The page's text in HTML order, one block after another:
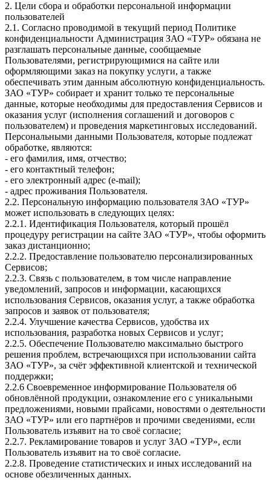
2. Цели сбора и обработки персональной информации
пользователей
2.1. Согласно проводимой в текущий период Политике
конфиденциальности Администрация ЗАО «ТУР» обязана не
разглашать персональные данные, сообщаемые
Пользователями, регистрирующимися на сайте или
оформляющими заказ на покупку услуги, а также
обеспечивать этим данным абсолютную конфиденциальность.
ЗАО «ТУР» собирает и хранит только те персональные
данные, которые необходимы для предоставления Сервисов и
оказания услуг (исполнения соглашений и договоров с
пользователем) и проведения маркетинговых исследований.
Персональными данными Пользователя, которые подлежат
обработке, являются:
- его фамилия, имя, отчество;
- его контактный телефон;
- его электронный адрес (e-mail);
- адрес проживания Пользователя.
2.2. Персональную информацию пользователя ЗАО «ТУР»
может использовать в следующих целях:
2.2.1. Идентификация Пользователя, который прошёл
процедуру регистрации на сайте ЗАО «ТУР», чтобы оформить
заказ дистанционно;
2.2.2. Предоставление пользователю персонализированных
Сервисов;
2.2.3. Связь с пользователем, в том числе направление
уведомлений, запросов и информации, касающихся
использования Сервисов, оказания услуг, а также обработка
запросов и заявок от пользователя;
2.2.4. Улучшение качества Сервисов, удобства их
использования, разработка новых Сервисов и услуг;
2.2.5. Обеспечение Пользователю максимально быстрого
решения проблем, встречающихся при использовании сайта
ЗАО «ТУР», за счёт эффективной клиентской и технической
поддержки;
2.2.6 Своевременное информирование Пользователя об
обновлённой продукции, ознакомление его с уникальными
предложениями, новыми прайсами, новостями о деятельности
ЗАО «ТУР» или его партнёров и прочими сведениями, если
Пользователь изъявит на то своё согласие;
2.2.7. Рекламирование товаров и услуг ЗАО «ТУР», если
Пользователь изъявит на то своё согласие.
2.2.8. Проведение статистических и иных исследований на
основе обезличенных данных.